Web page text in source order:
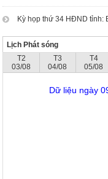
Kỳ họp thứ 34 HĐND tỉnh:
Lịch Phát sóng
T2
03/08
T3
04/08
T4
05/08
Dữ liệu ngày